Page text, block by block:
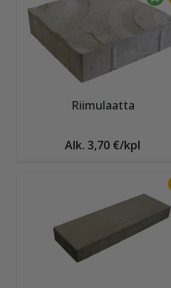
Riimulaatta
Alk. 3,70 €/kpl